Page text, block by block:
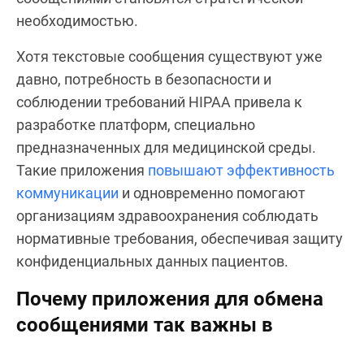
необходимостью.
Хотя текстовые сообщения существуют уже
давно, потребность в безопасности и
соблюдении требований HIPAA привела к
разработке платформ, специально
предназначенных для медицинской среды.
Такие приложения повышают эффективность
коммуникации и одновременно помогают
организациям здравоохранения соблюдать
нормативные требования, обеспечивая защиту
конфиденциальных данных пациентов.
Почему приложения для обмена
сообщениями так важны в